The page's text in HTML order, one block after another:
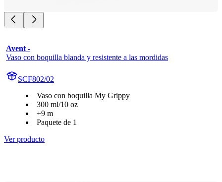
Avent -
Vaso con boquilla blanda y resistente a las mordidas
SCF802/02
Vaso con boquilla My Grippy
300 ml/10 oz
+9 m
Paquete de 1
Ver producto